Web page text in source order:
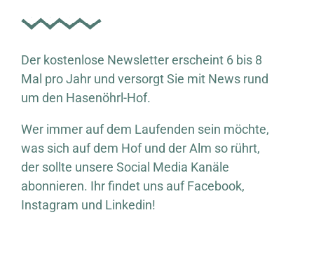
Der kostenlose Newsletter erscheint 6 bis 8
Mal pro Jahr und versorgt Sie mit News rund
um den Hasenöhrl-Hof.
Wer immer auf dem Laufenden sein möchte,
was sich auf dem Hof und der Alm so rührt,
der sollte unsere Social Media Kanäle
abonnieren. Ihr findet uns auf Facebook,
Instagram und Linkedin!